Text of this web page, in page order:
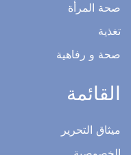
صحة المرأة
تغذية
صحة و رفاهية
القائمة
ميثاق التحرير